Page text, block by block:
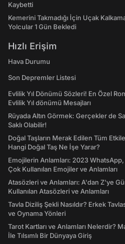
Kaybetti
Kemerini Takmadığı İçin Uçak
Yolcular 1 Gün Bekledi
Hızlı Erişim
Hava Durumu
Son Depremler Listesi
Evlilik Yıl Dönümü Sözleri! En Özel
Evlilik Yıl dönümü Mesajları
Rüyada Altın Görmek: Gerçekler de
Saklı Olabilir!
Doğal Taşların Merak Edilen Tüm
Hangi Doğal Taş Ne İşe Yarar?
Emojilerin Anlamları: 2023
Çok Kullanılan Emojiler ve Anlamları
Atasözleri ve Anlamları: A'dan Z'ye
Kullanılan Atasözleri ve Anlamları
Tavla Diziliş Şekli Nasıldır? Erkek
ve Oynama Yönleri
Tarot Kartları ve Anlamları Nelerdir?
İle Tılsımlı Bir Dünyaya Giriş